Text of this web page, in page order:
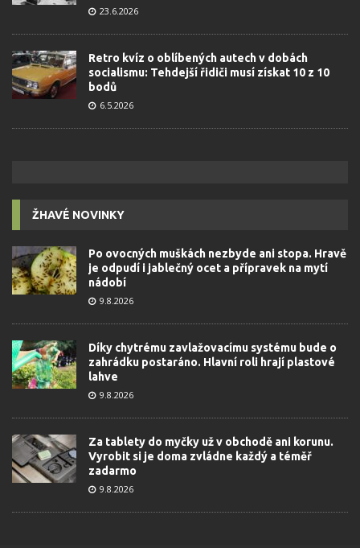
23.6.2026
Retro kvíz o oblíbených autech v dobách
socialismu: Tehdejší řidiči musí získat 10 z 10
bodů
6.5.2026
ŽHAVÉ NOVINKY
Po ovocných muškách nezbyde ani stopa. Hravě
je odpudí i jablečný ocet a přípravek na mytí
nádobí
9.8.2026
Díky chytrému zavlažovacímu systému bude o
zahrádku postaráno. Hlavní roli hrají plastové
lahve
9.8.2026
Za tablety do myčky už v obchodě ani korunu.
Vyrobit si je doma zvládne každý a téměř
zadarmo
9.8.2026